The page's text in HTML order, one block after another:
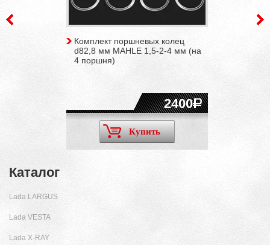
Комплект поршневых колец
d82,8 мм MAHLE 1,5-2-4 мм (на
4 поршня)
2400
Купить
Каталог
Lada LARGUS
Lada VESTA
Lada X-RAY